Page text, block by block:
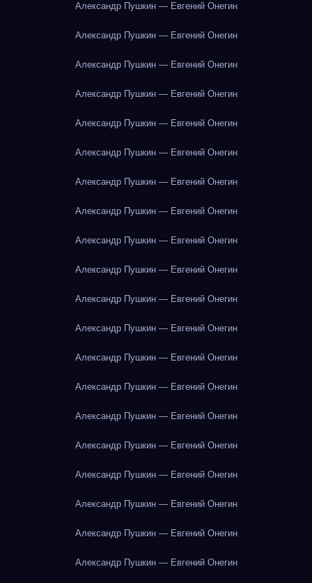
Александр Пушкин — Евгений Онегин
Александр Пушкин — Евгений Онегин
Александр Пушкин — Евгений Онегин
Александр Пушкин — Евгений Онегин
Александр Пушкин — Евгений Онегин
Александр Пушкин — Евгений Онегин
Александр Пушкин — Евгений Онегин
Александр Пушкин — Евгений Онегин
Александр Пушкин — Евгений Онегин
Александр Пушкин — Евгений Онегин
Александр Пушкин — Евгений Онегин
Александр Пушкин — Евгений Онегин
Александр Пушкин — Евгений Онегин
Александр Пушкин — Евгений Онегин
Александр Пушкин — Евгений Онегин
Александр Пушкин — Евгений Онегин
Александр Пушкин — Евгений Онегин
Александр Пушкин — Евгений Онегин
Александр Пушкин — Евгений Онегин
Александр Пушкин — Евгений Онегин